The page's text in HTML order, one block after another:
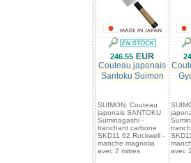
246.55
Couteau japonais
Santoku Suimon
SUIMON: Couteau
japonais SANTOKU
Suminagashi -
tranchant carbone
SKD11 62 Rockwell -
manche magnolia
avec 2 mitres
avec